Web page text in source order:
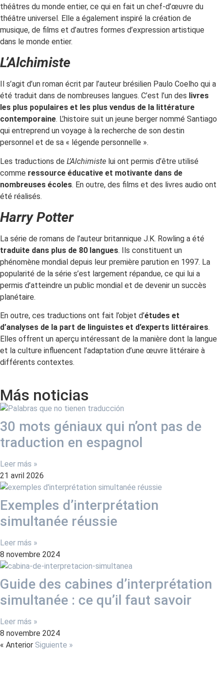
théâtres du monde entier, ce qui en fait un chef-d’œuvre du
théâtre universel. Elle a également inspiré la création de
musique, de films et d’autres formes d’expression artistique
dans le monde entier.
L’Alchimiste
Il s’agit d’un roman écrit par l’auteur brésilien Paulo Coelho qui a
été traduit dans de nombreuses langues. C’est l’un des livres
les plus populaires et les plus vendus de la littérature
contemporaine. L’histoire suit un jeune berger nommé Santiago
qui entreprend un voyage à la recherche de son destin
personnel et de sa « légende personnelle ».
Les traductions de L’Alchimiste lui ont permis d’être utilisé
comme ressource éducative et motivante dans de
nombreuses écoles. En outre, des films et des livres audio ont
été réalisés.
Harry Potter
La série de romans de l’auteur britannique J.K. Rowling a été
traduite dans plus de 80 langues. Ils constituent un
phénomène mondial depuis leur première parution en 1997. La
popularité de la série s’est largement répandue, ce qui lui a
permis d’atteindre un public mondial et de devenir un succès
planétaire.
En outre, ces traductions ont fait l’objet d’études et
d’analyses de la part de linguistes et d’experts littéraires.
Elles offrent un aperçu intéressant de la manière dont la langue
et la culture influencent l’adaptation d’une œuvre littéraire à
différents contextes.
Más noticias
30 mots géniaux qui n’ont pas de
traduction en espagnol
Leer más »
21 avril 2026
Exemples d’interprétation
simultanée réussie
Leer más »
8 novembre 2024
Guide des cabines d’interprétation
simultanée : ce qu’il faut savoir
Leer más »
8 novembre 2024
« Anterior Siguiente »